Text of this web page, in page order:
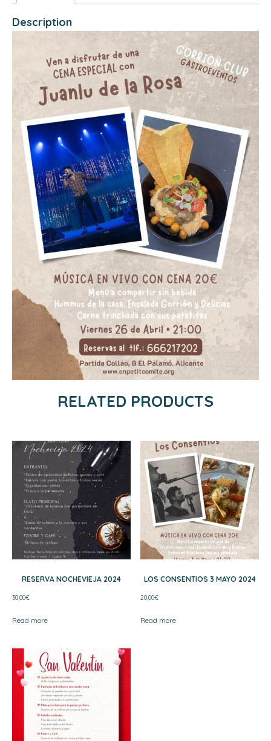
Description
RELATED PRODUCTS
RESERVA NOCHEVIEJA 2024
30,00€
Read more
LOS CONSENTIOS 3 MAYO 2024
20,00€
Read more